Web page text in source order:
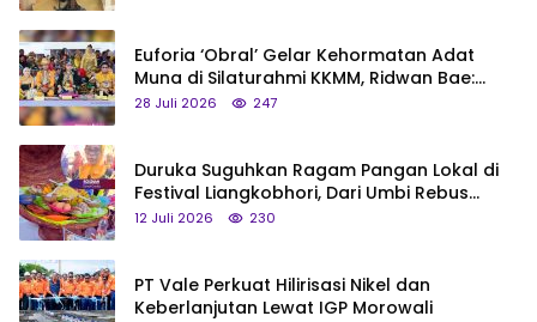
Euforia ‘Obral’ Gelar Kehormatan Adat
Muna di Silaturahmi KKMM, Ridwan Bae:
Saya Bukan Tipe Begitu, Belum Pantas!
28 Juli 2026 247
Duruka Suguhkan Ragam Pangan Lokal di
Festival Liangkobhori, Dari Umbi Rebus
hingga Tumpeng Beras Muna
12 Juli 2026 230
PT Vale Perkuat Hilirisasi Nikel dan
Keberlanjutan Lewat IGP Morowali